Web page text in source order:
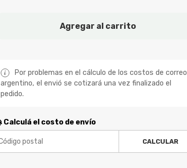
Agregar al carrito
Por problemas en el cálculo de los costos de correo
argentino, el envió se cotizará una vez finalizado el
pedido.
Calculá el costo de envío
CALCULAR